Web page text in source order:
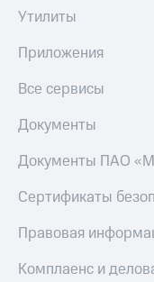
Утилиты
Приложения
Все сервисы
Документы
Документы ПАО
Сертификаты
Правовая
Комплаенс и